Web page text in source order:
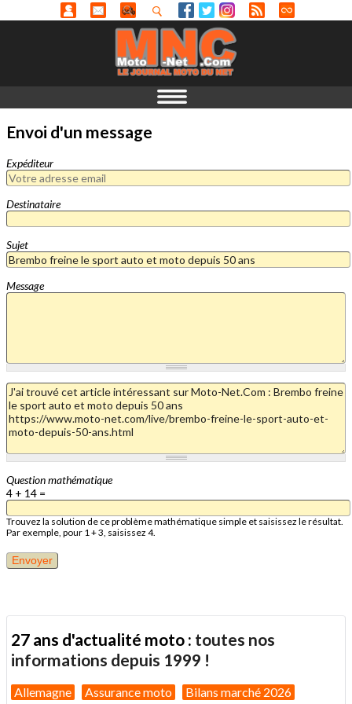
Envoi d'un message
Expéditeur
Destinataire
Sujet
Message
Question mathématique
4 + 14 =
Trouvez la solution de ce problème mathématique simple et saisissez le résultat.
Par exemple, pour 1 + 3, saisissez 4.
27 ans d'actualité moto : toutes nos
informations depuis 1999 !
Allemagne Assurance moto Bilans marché 2026